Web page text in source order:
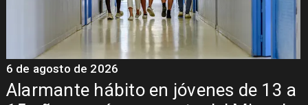
Alarmante hábito en jóvenes de 13 a
6 de agosto de 2026